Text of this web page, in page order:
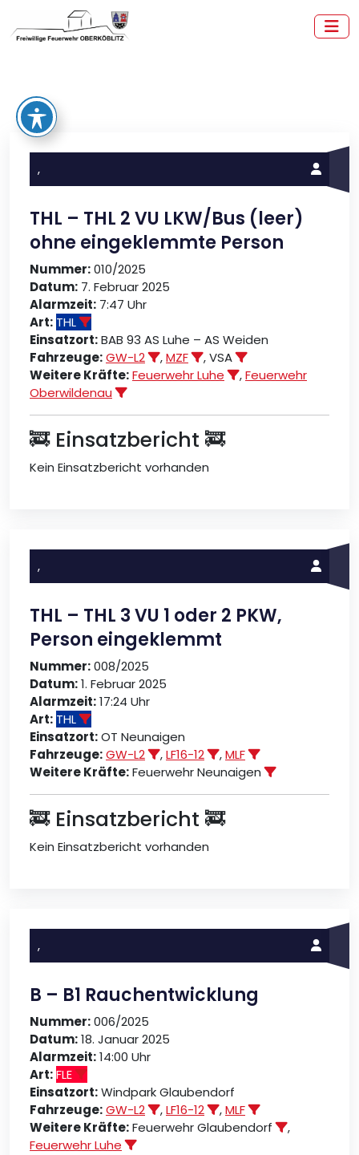
Inhalt
springen
,
THL – THL 2 VU LKW/Bus (leer)
ohne eingeklemmte Person
Nummer:010/2025
Datum: 7. Februar 2025
Alarmzeit: 7:47 Uhr
Art: THL
Einsatzort:BAB 93 AS Luhe – AS Weiden
Fahrzeuge:GW-L2 ,MZF
, VSA
Weitere Kräfte:Feuerwehr Luhe ,Feuerwehr
Oberwildenau
🚒 Einsatzbericht 🚒
Kein Einsatzbericht vorhanden
,
THL – THL 3 VU 1 oder 2 PKW,
Person eingeklemmt
Nummer:008/2025
Datum:1. Februar 2025
Alarmzeit:17:24 Uhr
Art: THL
Einsatzort:OT Neunaigen
Fahrzeuge:GW-L2 ,LF16-12 ,MLF
Weitere Kräfte:Feuerwehr Neunaigen
🚒 Einsatzbericht 🚒
Kein Einsatzbericht vorhanden
,
B – B1 Rauchentwicklung
Nummer:006/2025
Datum:18. Januar 2025
Alarmzeit:14:00 Uhr
Art:FLE
Einsatzort:Windpark Glaubendorf
Fahrzeuge:GW-L2 ,LF16-12 ,MLF
Weitere Kräfte:Feuerwehr Glaubendorf
,
Feuerwehr Luhe